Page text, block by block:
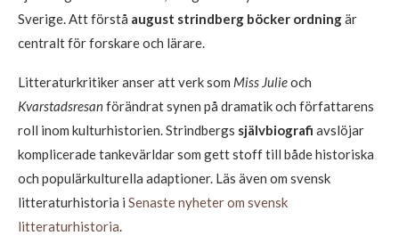
Sverige. Att förstå august strindberg böcker ordningär
centralt för forskare och lärare.
Litteraturkritiker anser att verk som Miss Julieoch
Kvarstadsresanförändrat synen på dramatik och författarens
roll inom kulturhistorien. Strindbergs självbiografi avslöjar
komplicerade tankevärldar som gett stoff till både historiska
och populärkulturella adaptioner. Läs även om svensk
litteraturhistoria i Senaste nyheter om svensk
litteraturhistoria